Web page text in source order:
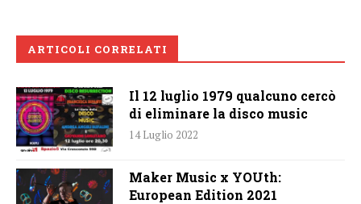
ARTICOLI CORRELATI
Il 12 luglio 1979 qualcuno cercò
di eliminare la disco music
14 Luglio 2022
Maker Music x YOUth:
European Edition 2021